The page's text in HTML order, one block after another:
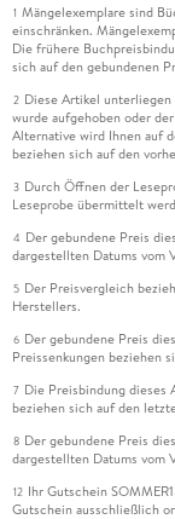
1 Mängelexemplare sind
einschränken.
Die frühere
sich auf den gebundenen
2 Diese Artikel
wurde aufgehoben oder
Alternative wird Ihnen auf
beziehen sich auf den
3 Durch Öffnen der
Leseprobe übermittelt
4 Der gebundene Preis
dargestellten Datums vom
5 Der Preisvergleich
Herstellers.
6 Der gebundene Preis
Preissenkungen beziehen
7 Die Preisbindung dieses
beziehen sich auf den
8 Der gebundene Preis
dargestellten Datums vom
12 Ihr Gutschein
Gutschein ausschließlich